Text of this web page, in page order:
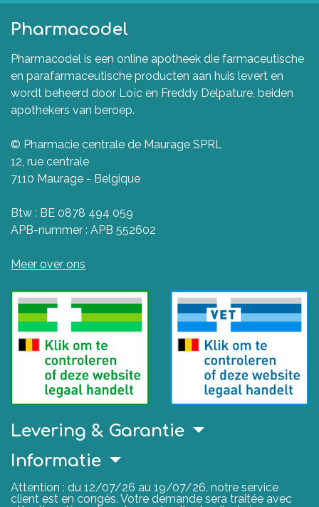
Pharmacodel
Pharmacodel is een online apotheek die farmaceutische
en parafarmaceutische producten aan huis levert en
wordt beheerd door Loïc en Freddy Delpature, beiden
apothekers van beroep.
© Pharmacie centrale de Maurage SPRL
12, rue centrale
7110 Maurage - Belgique
Btw : BE 0878 494 059
APB-nummer : APB 552602
Meer over ons
Levering & Garantie
Informatie
Attention : du 12/07/26 au 19/07/26, notre service
client est en congés. Votre demande sera traitée avec